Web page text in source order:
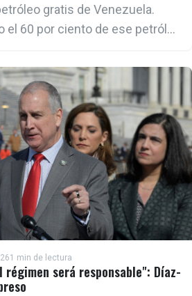
gratis de Venezuela.
el 60 por ciento de ese petróleo
al pueblo”, afirmó
1 min de lectura
régimen será responsable": Díaz-